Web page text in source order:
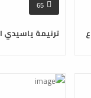
65
ترنيمة ياسيدي